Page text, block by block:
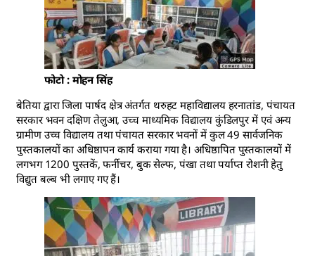
फोटो : मोहन सिंह
बेतिया द्वारा जिला पार्षद क्षेत्र अंतर्गत थरुहट महाविद्यालय हरनातांड, पंचायत
सरकार भवन दक्षिण तेलुआ, उच्च माध्यमिक विद्यालय कुंडिलपुर में एवं अन्य
ग्रामीण उच्च विद्यालय तथा पंचायत सरकार भवनों में कुल 49 सार्वजनिक
पुस्तकालयों का अधिष्ठापन कार्य कराया गया है। अधिष्ठापित पुस्तकालयों में
लगभग 1200 पुस्तकें, फर्नीचर, बुक सेल्फ, पंखा तथा पर्याप्त रोशनी हेतु
विद्युत बल्ब भी लगाए गए हैं।